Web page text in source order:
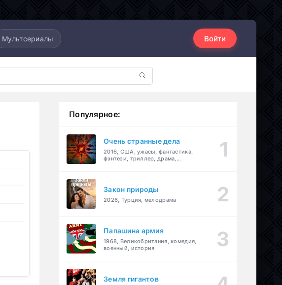
Мультсериалы Войти
Популярное:
Очень странные дела
2016, США, ужасы, фантастика,
фэнтези, триллер, драма,
Закон природы
2026, Турция, мелодрама
Папашина армия
1968, Великобритания, комедия,
военный, история
Земля гигантов